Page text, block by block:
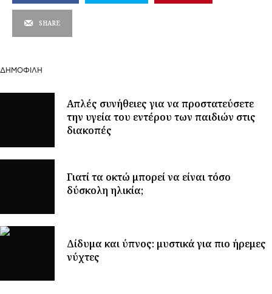
SHARE
ΔΗΜΟΦΙΛΉ
Απλές συνήθειες για να προστατεύσετε
την υγεία του εντέρου των παιδιών στις
διακοπές
Γιατί τα οκτώ μπορεί να είναι τόσο
δύσκολη ηλικία;
Δίδυμα και ύπνος: μυστικά για πιο ήρεμες
νύχτες